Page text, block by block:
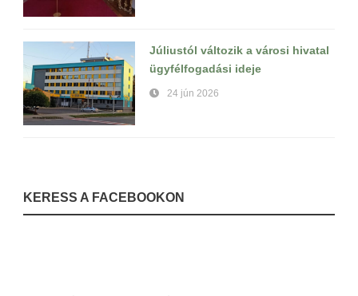
Júliustól változik a városi hivatal
ügyfélfogadási ideje
24 jún 2026
KERESS A FACEBOOKON